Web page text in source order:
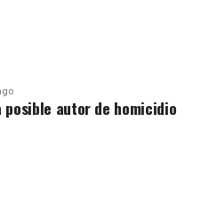
posible autor de homicidio